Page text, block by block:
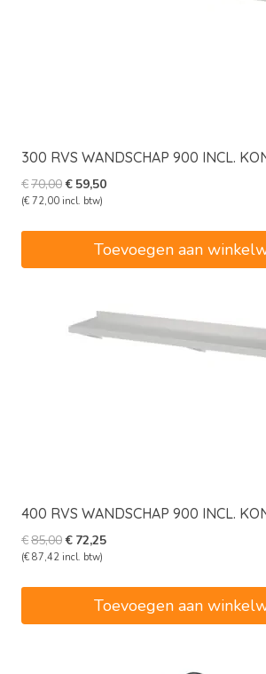
300 RVS WANDSCHAP 900 INCL.
€70,00Oorspronkelijke
prijs
€ 59,50Huidige
(€ 72,00 incl. btw)
Toevoegen aan
400 RVS WANDSCHAP 900 INCL.
€85,00Oorspronkelijke
prijs
€85,00.
€ 72,25Huidige
(€ 87,42 incl. btw)
Toevoegen aan